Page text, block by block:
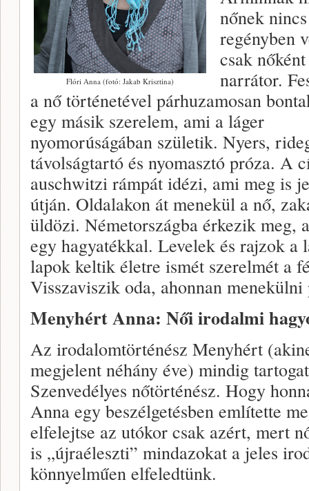
Flóri Anna (fotó: Jakab Krisztina)
nőnek
regényben
csak
narrátor.
a nő történetével párhuzamosan
egy másik szerelem, ami a láger
nyomorúságában születik. Nyers,
távolságtartó és nyomasztó próza. A
auschwitzi rámpát idézi, ami meg is
útján. Oldalakon át menekül a nő,
üldözi. Németországba érkezik meg,
egy hagyatékkal. Levelek és rajzok a
lapok keltik életre ismét szerelmét a
Visszaviszik oda, ahonnan
Menyhért Anna: Női irodalmi
Az irodalomtörténész Menyhért
megjelent néhány éve) mindig
Szenvedélyes nőtörténész. Hogy
Anna egy beszélgetésben említette
elfelejtse az utókor csak azért, mert
is „újraéleszti” mindazokat a jeles
könnyelműen elfeledtünk.